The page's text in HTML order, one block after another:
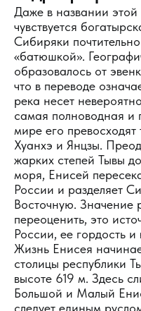
Даже в названии
чувствуется
Сибиряки
«батюшкой».
образовалось от
что в переводе
река несет
самая полноводная и
мире его
Хуанхэ и Янцзы.
жарких степей Тывы
моря, Енисей
России и разделяет
Восточную. Значение
переоценить, это
России, ее гордость и
Жизнь Енисея
столицы республики
высоте 619 м. Здесь
Большой и Малый
следует единым